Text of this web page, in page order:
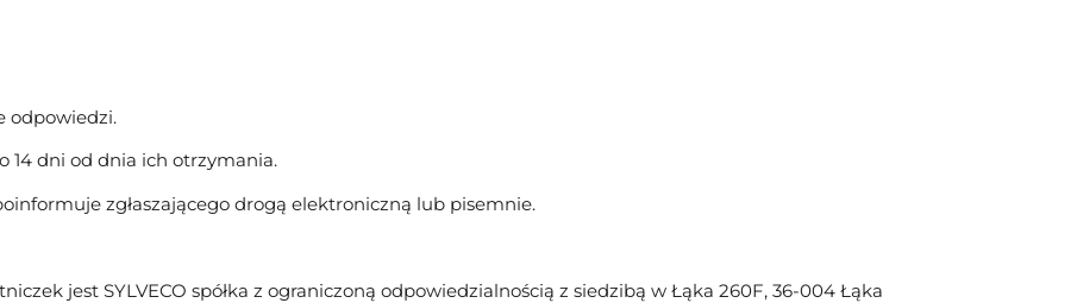
odpowiedzi.
14 dni od dnia ich otrzymania.
zgłaszającego drogą elektroniczną lub pisemnie.
jest SYLVECO spółka z ograniczoną odpowiedzialnością z siedzibą w Łąka 260F, 36-004 Łąka